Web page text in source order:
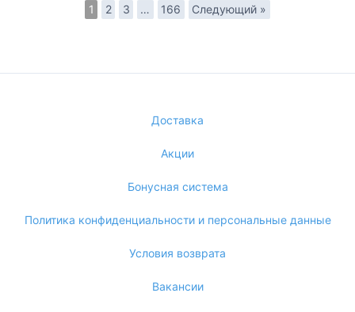
1 2 3 … 166 Следующий »
Доставка
Акции
Бонусная система
Политика конфиденциальности и персональные данные
Условия возврата
Вакансии